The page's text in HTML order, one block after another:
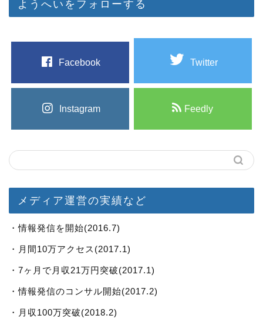
ようへいをフォローする
Facebook Twitter
Instagram Feedly
メディア運営の実績など
・情報発信を開始(2016.7)
・月間10万アクセス(2017.1)
・7ヶ月で月収21万円突破(2017.1)
・情報発信のコンサル開始(2017.2)
・月収100万突破(2018.2)